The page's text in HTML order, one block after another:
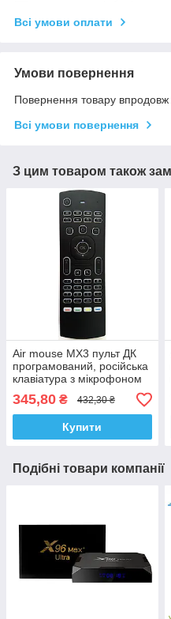
Всі умови оплати
Умови повернення
Повернення товару впродовж
Всі умови повернення
З цим товаром також
Air mouse MX3 пульт ДК
програмований, російська
клавіатура з мікрофоном
345,80 ₴ 432,30 ₴
Купити
Подібні товари компанії